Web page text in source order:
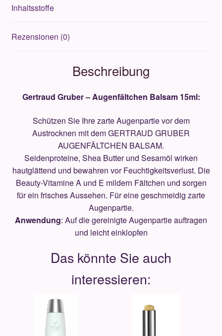
Inhaltsstoffe
Rezensionen (0)
Beschreibung
Gertraud Gruber – Augenfältchen Balsam 15ml:
Schützen Sie Ihre zarte Augenpartie vor dem
Austrocknen mit dem GERTRAUD GRUBER
AUGENFÄLTCHEN BALSAM.
Seidenproteine, Shea Butter und Sesamöl wirken
hautglättend und bewahren vor Feuchtigkeitsverlust. Die
Beauty-Vitamine A und E mildern Fältchen und sorgen
für ein frisches Aussehen. Für eine geschmeidig zarte
Augenpartie.
Anwendung: Auf die gereinigte Augenpartie auftragen
und leicht einklopfen